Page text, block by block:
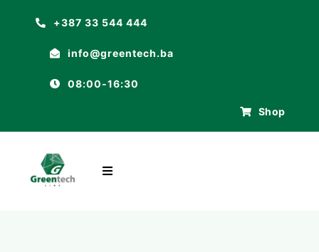
+387 33 544 444
info@greentech.ba
08:00-16:30
Shop
Toggle